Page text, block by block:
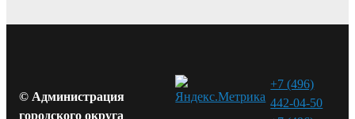
© Администрация
городского округа
+7 (496)
442-04-50